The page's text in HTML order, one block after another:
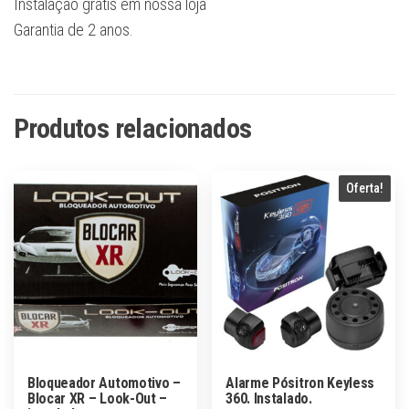
Instalação grátis em nossa loja
Garantia de 2 anos.
Produtos relacionados
Bloqueador Automotivo –
Blocar XR – Look-Out –
Oferta!
Alarme Pósitron Keyless
360. Instalado.